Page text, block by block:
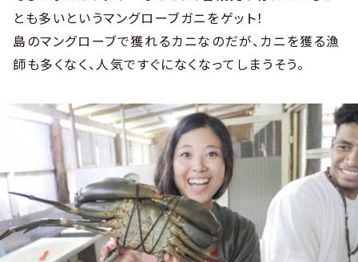
とも多いというマングローブガニをゲット！
島のマングローブで獲れるカニなのだが、カニを獲る漁
師も多くなく、人気ですぐになくなってしまうそう。